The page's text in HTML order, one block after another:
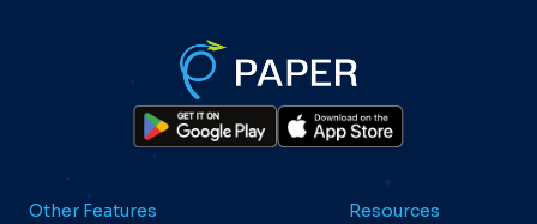
Other Features Resources